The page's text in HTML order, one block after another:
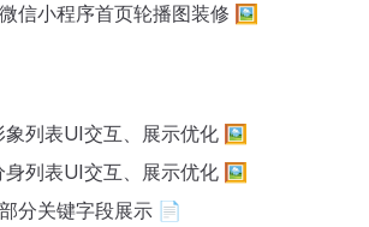
信小程序首页轮播图装修 🖼️
象列表UI交互、展示优化 🖼️
身列表UI交互、展示优化 🖼️
分关键字段展示 📄